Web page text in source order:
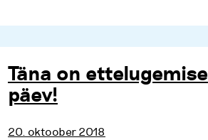
Täna on ettelugemise
päev!
20. oktoober 2018